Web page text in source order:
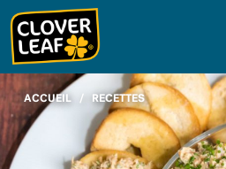
Skip
to
content
ACCUEIL/ RECETTES